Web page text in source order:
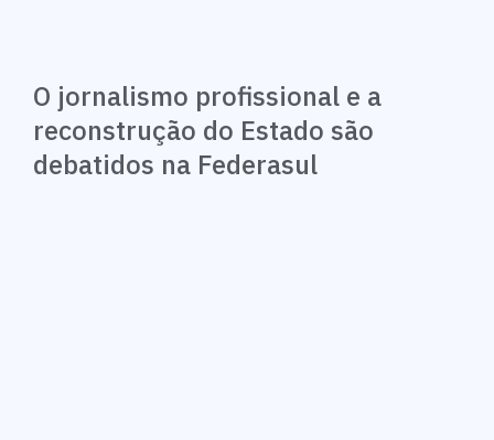
O jornalismo profissional e a
reconstrução do Estado são
debatidos na Federasul